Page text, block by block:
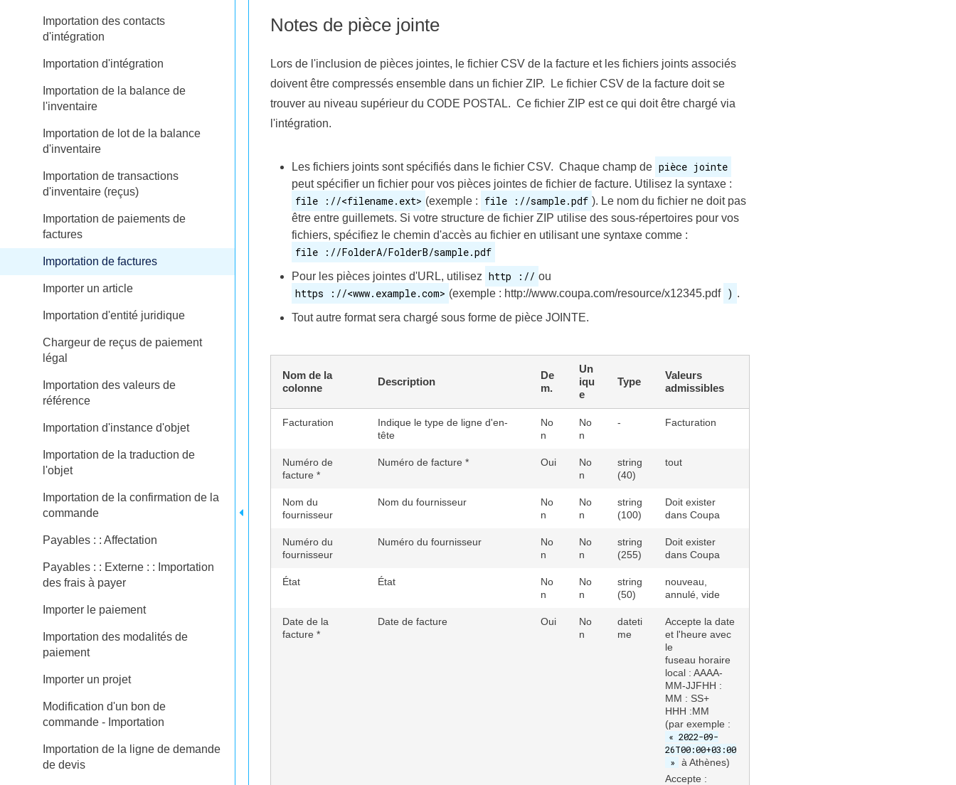
Notes de pièce jointe
Lors de l'inclusion de pièces jointes, le fichier CSV de la facture et les fichiers joints associés
doivent être compressés ensemble dans un fichier ZIP. Le fichier CSV de la facture doit se
trouver au niveau supérieur du CODE POSTAL. Ce fichier ZIP est ce qui doit être chargé via
l'intégration.
Les fichiers joints sont spécifiés dans le fichier CSV. Chaque champ de pièce jointe
peut spécifier un fichier pour vos pièces jointes de fichier de facture. Utilisez la syntaxe :
file ://<filename.ext> (exemple : file ://sample.pdf ). Le nom du fichier ne doit pas
être entre guillemets. Si votre structure de fichier ZIP utilise des sous-répertoires pour vos
fichiers, spécifiez le chemin d'accès au fichier en utilisant une syntaxe comme :
file ://FolderA/FolderB/sample.pdf
Pour les pièces jointes d'URL, utilisez http :// ou
https ://<www.example.com> (exemple : http://www.coupa.com/resource/x12345.pdf ) .
Tout autre format sera chargé sous forme de pièce JOINTE.
Nom de la
colonne
Description
De
m.
Un
iqu
e
Type
Valeurs
admissibles
Facturation
Indique le type de ligne d'en-
tête
No
n
No
n
- Facturation
Numéro de
facture *
Numéro de facture * Oui
No
n
string
(40)
tout
Nom du
fournisseur
Nom du fournisseur
No
n
No
n
string
(100)
Doit exister
dans Coupa
Numéro du
fournisseur
Numéro du fournisseur
No
n
No
n
string
(255)
Doit exister
dans Coupa
État État
No
n
No
n
string
(50)
nouveau,
annulé, vide
Date de la
facture *
Date de facture Oui
No
n
dateti
me
Accepte la date
et l'heure avec
le
fuseau horaire
local : AAAA-
MM-JJFHH :
MM : SS+
HHH :MM
(par exemple :
« 2022-09-
26T00:00+03:00
»
à Athènes)
Accepte :
Importation des contacts
d'intégration
Importation d'intégration
Importation de la balance de
l'inventaire
Importation de lot de la balance
d'inventaire
Importation de transactions
d'inventaire (reçus)
Importation de paiements de
factures
Importation de factures
Importer un article
Importation d'entité juridique
Chargeur de reçus de paiement
légal
Importation des valeurs de
référence
Importation d'instance d'objet
Importation de la traduction de
l'objet
Importation de la confirmation de la
commande
Payables : : Affectation
Payables : : Externe : : Importation
des frais à payer
Importer le paiement
Importation des modalités de
paiement
Importer un projet
Modification d'un bon de
commande - Importation
Importation de la ligne de demande
de devis